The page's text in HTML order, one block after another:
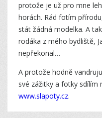
protože je už pro mne
horách. Rád fotím
stát žádná modelka. A
rodáka z mého bydliště,
nepřekonal…
A protože hodně
své zážitky a fotky sdílím
www.slapoty.cz.